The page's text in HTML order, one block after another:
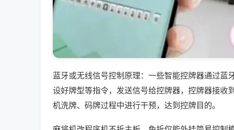
蓝牙或无线信号控制原理：一些智能控牌器通过蓝
设好牌型等指令，发送信号给控牌器，控牌器接收
机洗牌、码牌过程中进行干预，达到控牌目的。